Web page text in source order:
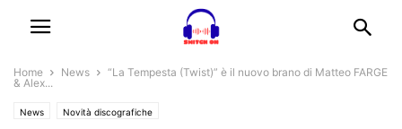
Home News
“La Tempesta (Twist)” è il nuovo brano di Matteo FARGE
& Alex...
News Novità discografiche